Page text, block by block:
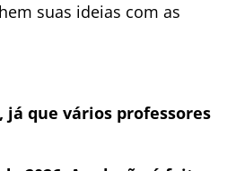
suas ideias com as
que vários professores